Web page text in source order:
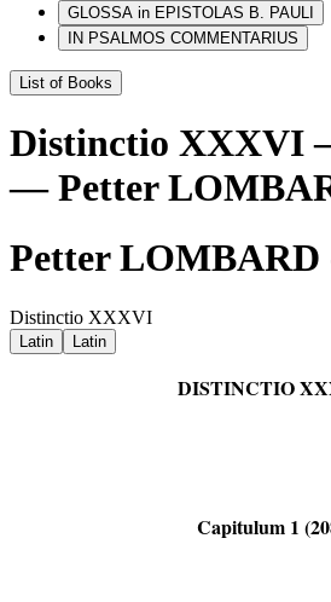
GLOSSA in EPISTOLAS B. PAULI
IN PSALMOS COMMENTARIUS
List of Books
Distinctio XXXVI
— Petter
Petter
Distinctio XXXVI
Latin Latin
DISTINCTIO
Capitulum 1